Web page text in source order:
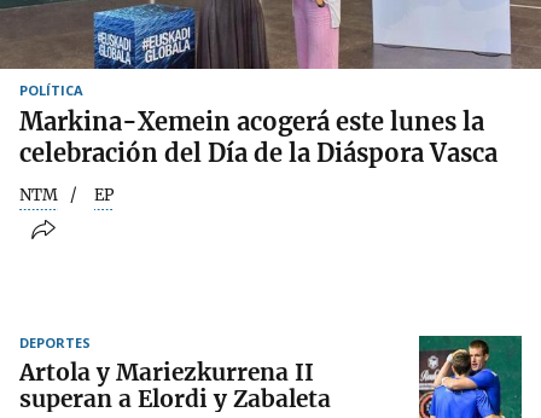
POLÍTICA
Markina-Xemein acogerá este lunes la
celebración del Día de la Diáspora Vasca
NTM EP
DEPORTES
Artola y Mariezkurrena II
superan a Elordi y Zabaleta